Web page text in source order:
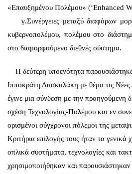
«Επαυξημένου Πολέμου» (‘Enhanced
γ.Συνέργειες μεταξύ διαφόρων
κυβερνοπολέμου, πολέμου στο
στο διαμορφούμενο διεθνές σύστημα.
Η δεύτερη υποενότητα
Ιπποκράτη Δασκαλάκη με θέμα τις
έγινε μια σύνδεση με την προηγούμενη
σχέση Τεχνολογίας-Πολέμου και εν
ορισμένοι σύγχρονοι πόλεμοι της
Κριτήρια επιλογής τους ήταν τα γενικά
οπλικά συστήματα, τεχνολογίες και
χρησιμοποιήθηκαν και